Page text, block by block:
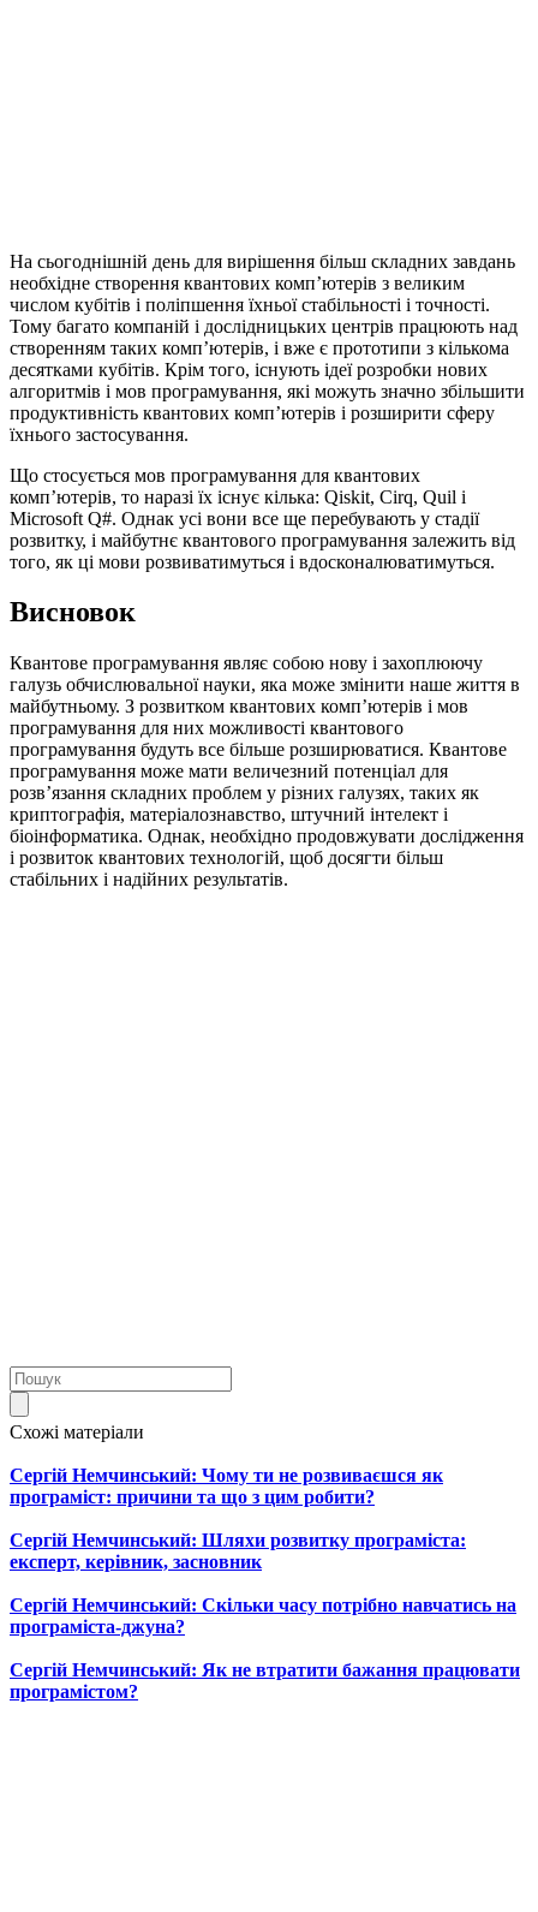
На сьогоднішній день для вирішення більш складних завдань
необхідне створення квантових комп’ютерів з великим
числом кубітів і поліпшення їхньої стабільності і точності.
Тому багато компаній і дослідницьких центрів працюють над
створенням таких комп’ютерів, і вже є прототипи з кількома
десятками кубітів. Крім того, існують ідеї розробки нових
алгоритмів і мов програмування, які можуть значно збільшити
продуктивність квантових комп’ютерів і розширити сферу
їхнього застосування.
Що стосується мов програмування для квантових
комп’ютерів, то наразі їх існує кілька: Qiskit, Cirq, Quil і
Microsoft Q#. Однак усі вони все ще перебувають у стадії
розвитку, і майбутнє квантового програмування залежить від
того, як ці мови розвиватимуться і вдосконалюватимуться.
Висновок
Квантове програмування являє собою нову і захоплюючу
галузь обчислювальної науки, яка може змінити наше життя в
майбутньому. З розвитком квантових комп’ютерів і мов
програмування для них можливості квантового
програмування будуть все більше розширюватися. Квантове
програмування може мати величезний потенціал для
розв’язання складних проблем у різних галузях, таких як
криптографія, матеріалознавство, штучний інтелект і
біоінформатика. Однак, необхідно продовжувати дослідження
і розвиток квантових технологій, щоб досягти більш
стабільних і надійних результатів.
Схожі матеріали
Сергій Немчинський: Чому ти не розвиваєшся як
програміст: причини та що з цим робити?
Сергій Немчинський: Шляхи розвитку програміста:
експерт, керівник, засновник
Сергій Немчинський: Скільки часу потрібно навчатись на
програміста-джуна?
Сергій Немчинський: Як не втратити бажання працювати
програмістом?